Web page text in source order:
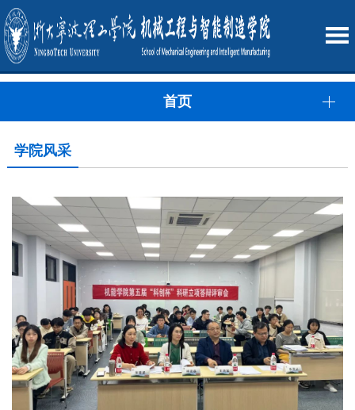
首页
学院风采